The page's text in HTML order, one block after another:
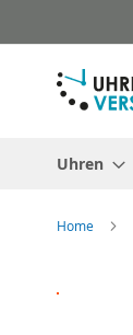
zum
Inhalt
Uhren
Home
Ende